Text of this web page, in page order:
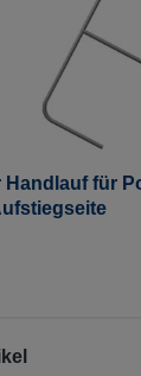
Handlauf für